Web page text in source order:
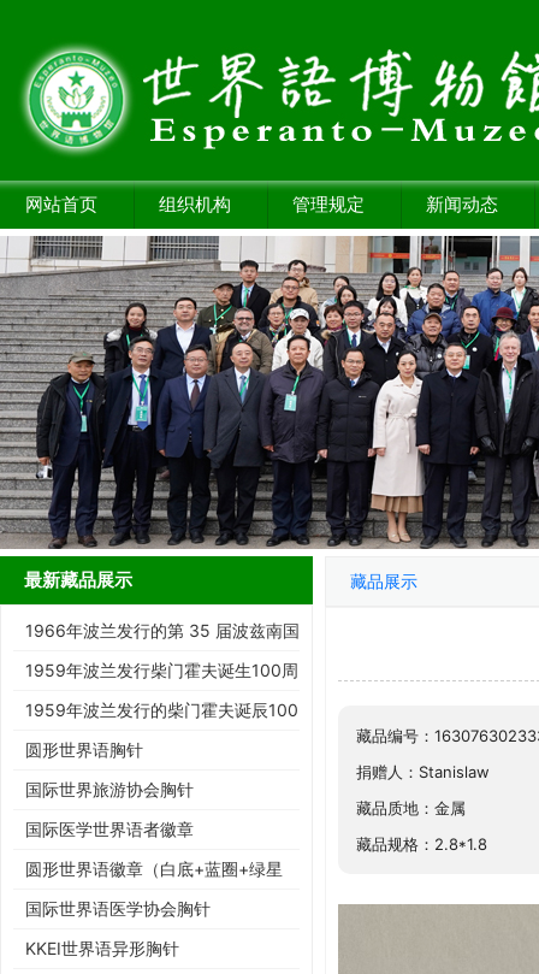
网站首页 组织机构 管理规定 新闻动态
最新藏品展示
1966年波兰发行的第 35 届波兹南国
际博览会纪念邮票
1959年波兰发行柴门霍夫诞生100周
年纪念邮票
1959年波兰发行的柴门霍夫诞辰100
周年纪念邮票
圆形世界语胸针
国际世界旅游协会胸针
国际医学世界语者徽章
圆形世界语徽章（白底+蓝圈+绿星
+ESPERANTO)
国际世界语医学协会胸针
KKEI世界语异形胸针
藏品展示
藏品编号：
捐赠人：Stanislaw
藏品质地：金属
藏品规格：2.8*1.8